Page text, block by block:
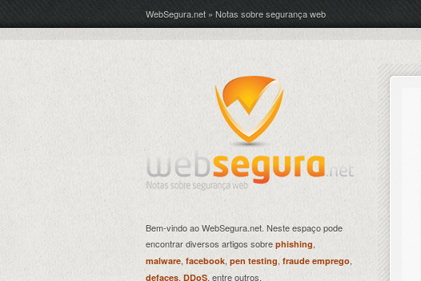
WebSegura.net » Notas sobre segurança web
Bem-vindo ao WebSegura.net. Neste espaço pode
encontrar diversos artigos sobre phishing,
malware, facebook, pen testing, fraude emprego,
defaces DDoS, entre outros.